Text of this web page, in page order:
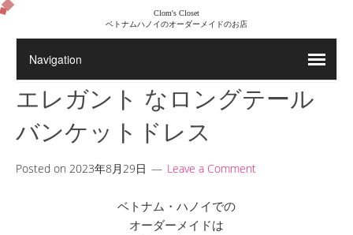
Clom's Closet
ベトナムハノイのオーダーメイドのお店
エレガント なロングテール
バンケットドレス
Posted on 2023年8月29日 Leave a Comment
ベトナム・ハノイでの
オーダーメイドは